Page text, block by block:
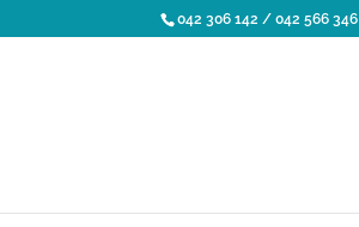
042 306 142 / 042 566 346